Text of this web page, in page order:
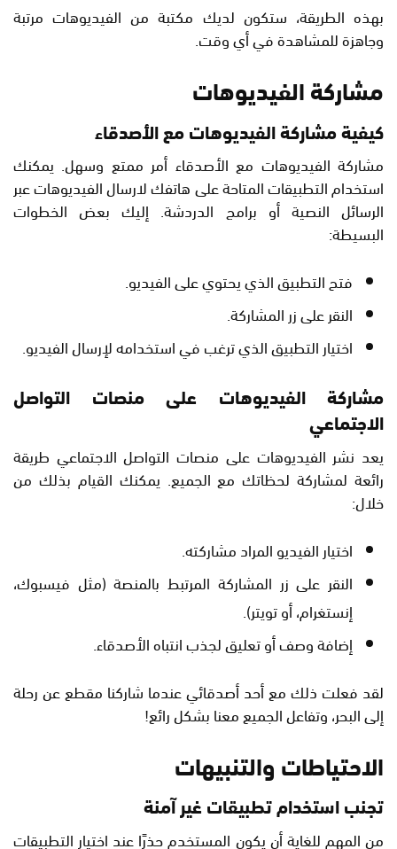
بهذه الطريقة، ستكون لديك مكتبة من الفيديوهات مرتبة
وجاهزة للمشاهدة في أي وقت.
مشاركة الفيديوهات
كيفية مشاركة الفيديوهات مع الأصدقاء
مشاركة الفيديوهات مع الأصدقاء أمر ممتع وسهل. يمكنك
استخدام التطبيقات المتاحة على هاتفك لارسال الفيديوهات عبر
الرسائل النصية أو برامج الدردشة. إليك بعض الخطوات
البسيطة:
فتح التطبيق الذي يحتوي على الفيديو.
النقر على زر المشاركة.
اختيار التطبيق الذي ترغب في استخدامه لإرسال الفيديو.
مشاركة الفيديوهات على منصات التواصل
الاجتماعي
يعد نشر الفيديوهات على منصات التواصل الاجتماعي طريقة
رائعة لمشاركة لحظاتك مع الجميع. يمكنك القيام بذلك من
خلال:
اختيار الفيديو المراد مشاركته.
النقر على زر المشاركة المرتبط بالمنصة (مثل فيسبوك،
إنستغرام، أو تويتر).
إضافة وصف أو تعليق لجذب انتباه الأصدقاء.
لقد فعلت ذلك مع أحد أصدقائي عندما شاركنا مقطع عن رحلة
إلى البحر، وتفاعل الجميع معنا بشكل رائع!
الاحتياطات والتنبيهات
تجنب استخدام تطبيقات غير آمنة
من المهم للغاية أن يكون المستخدم حذرًا عند اختيار التطبيقات